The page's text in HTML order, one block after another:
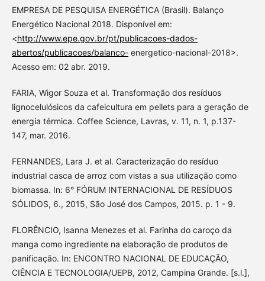
EMPRESA DE PESQUISA ENERGÉTICA (Brasil). Balanço
Energético Nacional 2018. Disponível em:
<http://www.epe.gov.br/pt/publicacoes-dados-
abertos/publicacoes/balanco-energetico-nacional-2018>.
Acesso em: 02 abr. 2019.
FARIA, Wigor Souza et al. Transformação dos resíduos
lignocelulósicos da cafeicultura em pellets para a geração de
energia térmica. Coffee Science, Lavras, v. 11, n. 1, p.137-
147, mar. 2016.
FERNANDES, Lara J. et al. Caracterização do resíduo
industrial casca de arroz com vistas a sua utilização como
biomassa. In: 6° FÓRUM INTERNACIONAL DE RESÍDUOS
SÓLIDOS, 6., 2015, São José dos Campos, 2015. p. 1 - 9.
FLORÊNCIO, Isanna Menezes et al. Farinha do caroço da
manga como ingrediente na elaboração de produtos de
panificação. In: ENCONTRO NACIONAL DE EDUCAÇÃO,
CIÊNCIA E TECNOLOGIA/UEPB, 2012, Campina Grande. [s.l.],